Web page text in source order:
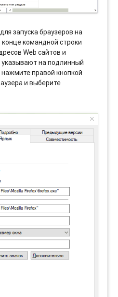
запуска браузеров на
командной строки
Web сайтов и
указывают на подлинный
нажмите правой кнопкой
и выберите